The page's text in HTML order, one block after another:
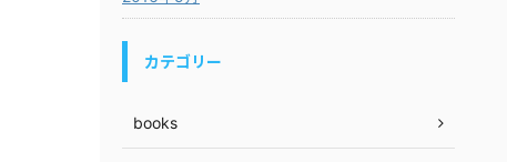
カテゴリー
books